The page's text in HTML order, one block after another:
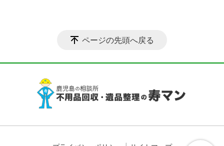
ページの先頭へ戻る